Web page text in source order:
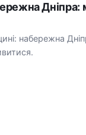
набережна